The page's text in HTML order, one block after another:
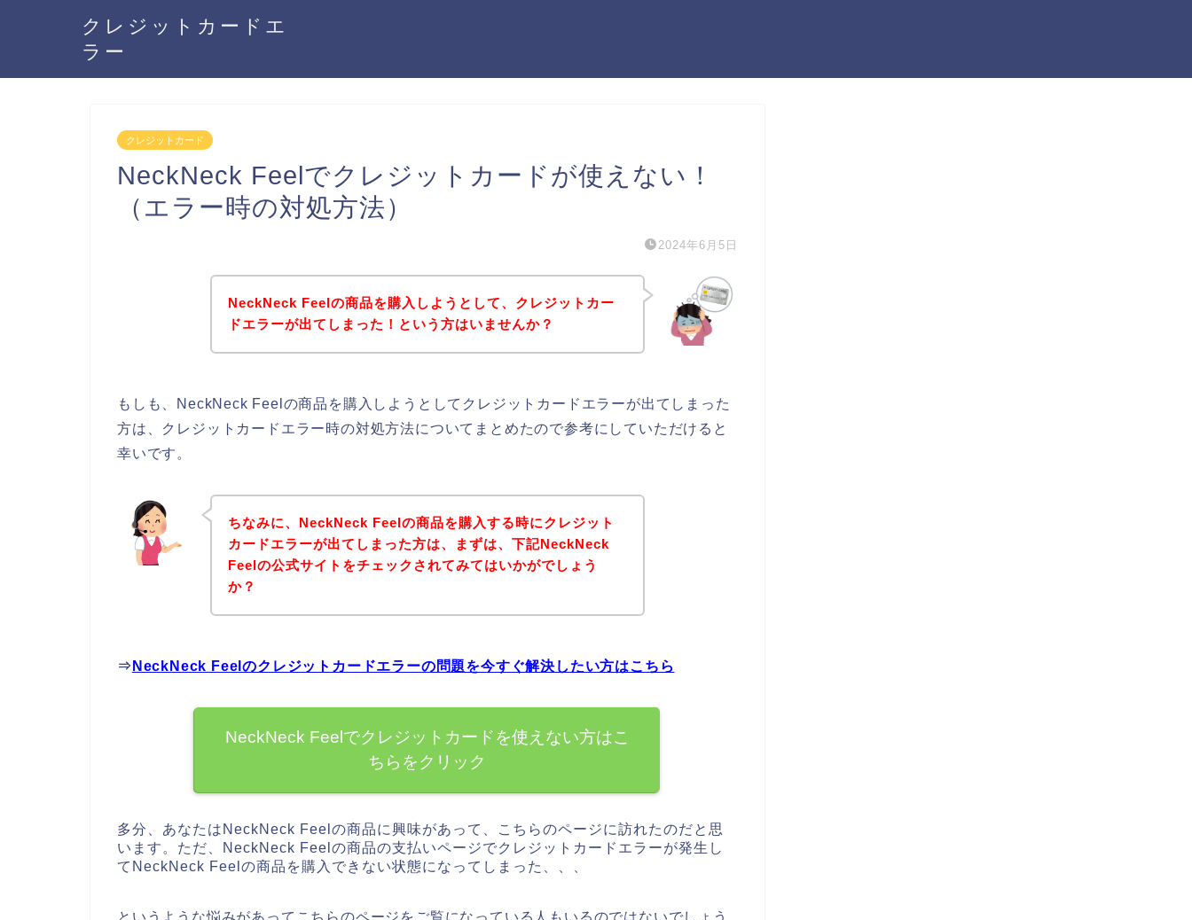
クレジットカードエ
ラー
クレジットカード
NeckNeck Feelでクレジットカードが使えない！
（エラー時の対処方法）
2024年6月5日
NeckNeck Feelの商品を購入しようとして、クレジットカー
ドエラーが出てしまった！という方はいませんか？
もしも、NeckNeck Feelの商品を購入しようとしてクレジットカードエラーが出てしまった
方は、クレジットカードエラー時の対処方法についてまとめたので参考にしていただけると
幸いです。
ちなみに、NeckNeck Feelの商品を購入する時にクレジット
カードエラーが出てしまった方は、まずは、下記NeckNeck
Feelの公式サイトをチェックされてみてはいかがでしょう
か？
⇒ NeckNeck Feelのクレジットカードエラーの問題を今すぐ解決したい方はこちら
NeckNeck Feelでクレジットカードを使えない方はこ
ちらをクリック
多分、あなたはNeckNeck Feelの商品に興味があって、こちらのページに訪れたのだと思
います。ただ、NeckNeck Feelの商品の支払いページでクレジットカードエラーが発生し
てNeckNeck Feelの商品を購入できない状態になってしまった、、、
というような悩みがあってこちらのページをご覧になっている人もいるのではないでしょう